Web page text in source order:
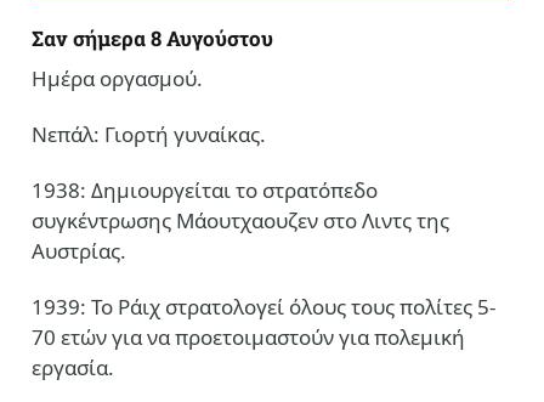
Σαν σήμερα 8 Αυγούστου
Ημέρα οργασμού.
Νεπάλ: Γιορτή γυναίκας.
1938: Δημιουργείται το στρατόπεδο
συγκέντρωσης Μάουτχαουζεν στο Λιντς της
Αυστρίας.
1939: Το Ράιχ στρατολογεί όλους τους πολίτες 5-
70 ετών για να προετοιμαστούν για πολεμική
εργασία.